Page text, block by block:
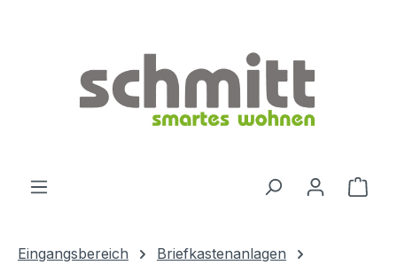
Eingangsbereich
Briefkastenanlagen